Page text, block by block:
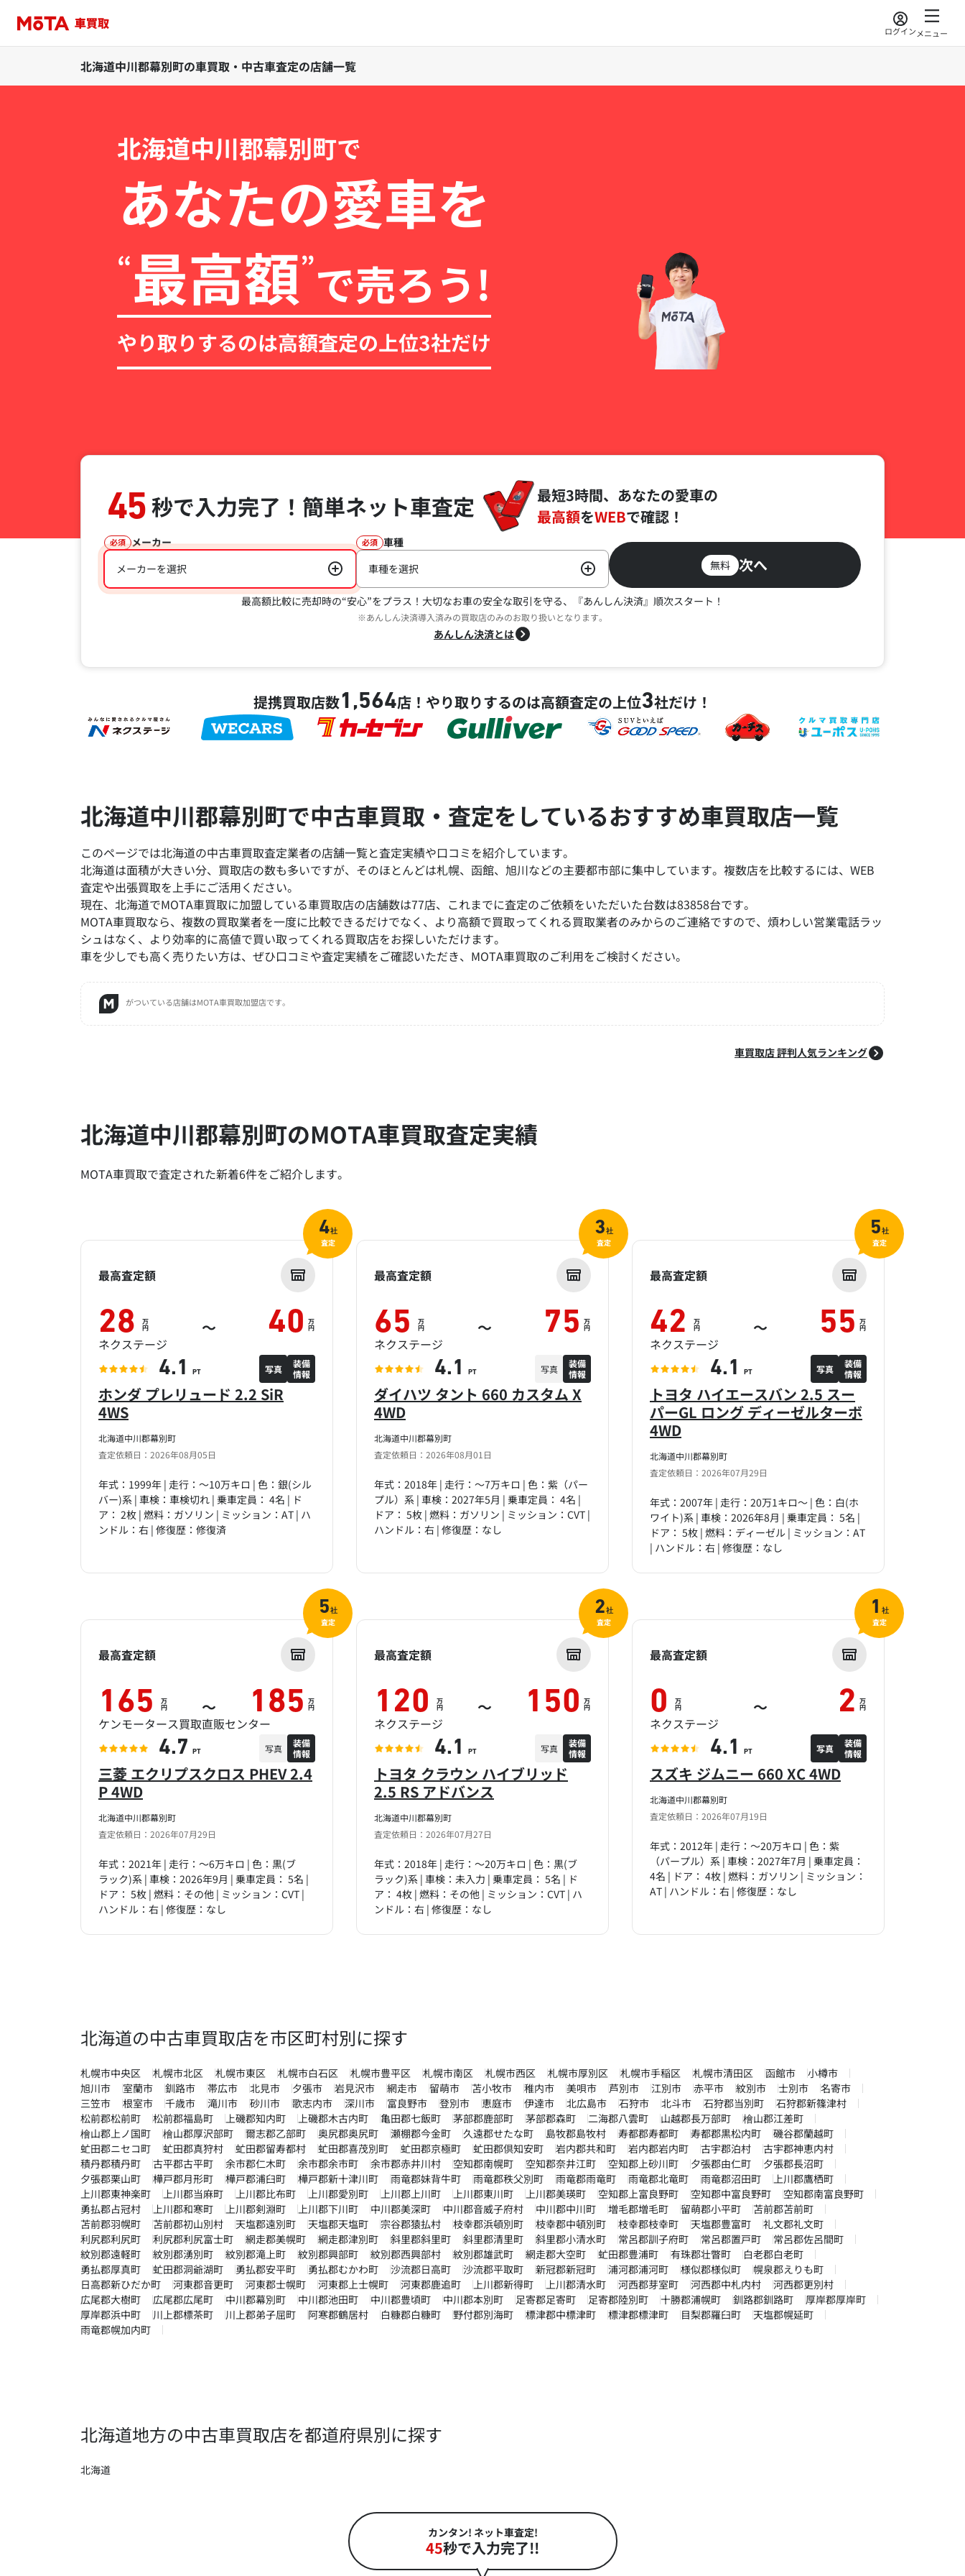
ログインメニュー
北海道中川郡幕別町の車買取・中古車査定の店舗一覧
北海道中川郡幕別町で
あなたの愛車を
“最高額”で売ろう!
やり取りするのは高額査定の上位3社だけ
45秒で入力完了！ 簡単ネット車査定
最短3時間、あなたの愛車の
最高額をWEBで確認！
必須 メーカー
メーカーを選択
必須 車種
車種を選択
無料 次へ
最高額比較に売却時の“安心”をプラス！ 大切なお車の安全な取引を守る、『あんしん決済』順次スタート！
※あんしん決済導入済みの買取店のみのお取り扱いとなります。
あんしん決済とは
提携買取店数1,564店！ やり取りするのは高額査定の上位3社だけ！
北海道中川郡幕別町で中古車買取・査定をしているおすすめ車買取店一覧
このページでは北海道の中古車買取査定業者の店舗一覧と査定実績や口コミを紹介しています。
北海道は面積が大きい分、買取店の数も多いですが、そのほとんどは札幌、函館、旭川などの主要都市部に集中しています。複数店を比較するには、WEB
査定や出張買取を上手にご活用ください。
現在、北海道でMOTA車買取に加盟している車買取店の店舗数は77店、これまでに査定のご依頼をいただいた台数は83858台です。
MOTA車買取なら、複数の買取業者を一度に比較できるだけでなく、より高額で買取ってくれる買取業者のみからのご連絡ですので、煩わしい営業電話ラッ
シュはなく、より効率的に高値で買い取ってくれる買取店をお探しいただけます。
車を少しでも高く売りたい方は、ぜひ口コミや査定実績をご確認いただき、MOTA車買取のご利用をご検討ください。
がついている店舗はMOTA車買取加盟店です。
車買取店 評判人気ランキング
北海道中川郡幕別町のMOTA車買取査定実績
MOTA車買取で査定された新着6件をご紹介します。
北海道中川郡幕別町
査定依頼日：2026年08月05日
ホンダ プレリュード 2.2 SiR
4WS
年式：1999年 | 走行：～10万キロ | 色：銀(シル
バー)系 | 車検：車検切れ | 乗車定員： 4名 | ド
ア： 2枚 | 燃料：ガソリン | ミッション：AT | ハ
ンドル：右 | 修復歴：修復済
最高査定額
28 万
円 ～ 40 万
円
ネクステージ
4.1 PT 写真
装備
情報
4社
査定
北海道中川郡幕別町
査定依頼日：2026年08月01日
ダイハツ タント 660 カスタム X
4WD
年式：2018年 | 走行：～7万キロ | 色：紫（パー
プル）系 | 車検：2027年5月 | 乗車定員： 4名 |
ドア： 5枚 | 燃料：ガソリン | ミッション：CVT |
ハンドル：右 | 修復歴：なし
最高査定額
65 万
円 ～ 75 万
円
ネクステージ
4.1 PT 写真
装備
情報
3社
査定
北海道中川郡幕別町
査定依頼日：2026年07月29日
トヨタ ハイエースバン 2.5 スー
パーGL ロング ディーゼルターボ
4WD
年式：2007年 | 走行：20万1キロ～ | 色：白(ホ
ワイト)系 | 車検：2026年8月 | 乗車定員： 5名 |
ドア： 5枚 | 燃料：ディーゼル | ミッション：AT
| ハンドル：右 | 修復歴：なし
最高査定額
42 万
円 ～ 55 万
円
ネクステージ
4.1 PT 写真
装備
情報
5社
査定
北海道中川郡幕別町
査定依頼日：2026年07月29日
三菱 エクリプスクロス PHEV 2.4
P 4WD
年式：2021年 | 走行：～6万キロ | 色：黒(ブ
ラック)系 | 車検：2026年9月 | 乗車定員： 5名 |
ドア： 5枚 | 燃料：その他 | ミッション：CVT |
ハンドル：右 | 修復歴：なし
最高査定額
165 万
円 ～ 185 万
円
ケンモータース買取直販センター
4.7 PT 写真
装備
情報
5社
査定
北海道中川郡幕別町
査定依頼日：2026年07月27日
トヨタ クラウン ハイブリッド
2.5 RS アドバンス
年式：2018年 | 走行：～20万キロ | 色：黒(ブ
ラック)系 | 車検：未入力 | 乗車定員： 5名 | ド
ア： 4枚 | 燃料：その他 | ミッション：CVT | ハ
ンドル：右 | 修復歴：なし
最高査定額
120 万
円 ～ 150 万
円
ネクステージ
4.1 PT 写真
装備
情報
2社
査定
北海道中川郡幕別町
査定依頼日：2026年07月19日
スズキ ジムニー 660 XC 4WD
年式：2012年 | 走行：～20万キロ | 色：紫
（パープル）系 | 車検：2027年7月 | 乗車定員：
4名 | ドア： 4枚 | 燃料：ガソリン | ミッション：
AT | ハンドル：右 | 修復歴：なし
最高査定額
0 万
円 ～ 2 万
円
ネクステージ
4.1 PT 写真
装備
情報
1 社
査定
北海道の中古車買取店を市区町村別に探す
札幌市中央区 札幌市北区 札幌市東区 札幌市白石区 札幌市豊平区 札幌市南区 札幌市西区 札幌市厚別区 札幌市手稲区 札幌市清田区 函館市
小樽市
旭川市
室蘭市 釧路市 帯広市 北見市 夕張市 岩見沢市 網走市 留萌市 苫小牧市 稚内市 美唄市 芦別市 江別市 赤平市 紋別市 士別市
名寄市
三笠市
根室市 千歳市 滝川市 砂川市 歌志内市 深川市 富良野市 登別市 恵庭市 伊達市 北広島市 石狩市 北斗市 石狩郡当別町
石狩郡新篠津村
松前郡松前町
松前郡福島町 上磯郡知内町 上磯郡木古内町 亀田郡七飯町 茅部郡鹿部町 茅部郡森町 二海郡八雲町 山越郡長万部町
檜山郡江差町
檜山郡上ノ国町
檜山郡厚沢部町 爾志郡乙部町 奥尻郡奥尻町 瀬棚郡今金町 久遠郡せたな町 島牧郡島牧村 寿都郡寿都町 寿都郡黒松内町
磯谷郡蘭越町
虻田郡ニセコ町
虻田郡真狩村 虻田郡留寿都村 虻田郡喜茂別町 虻田郡京極町 虻田郡倶知安町 岩内郡共和町 岩内郡岩内町 古宇郡泊村
古宇郡神恵内村
積丹郡積丹町
古平郡古平町 余市郡仁木町 余市郡余市町 余市郡赤井川村 空知郡南幌町 空知郡奈井江町 空知郡上砂川町 夕張郡由仁町
夕張郡長沼町
夕張郡栗山町
樺戸郡月形町 樺戸郡浦臼町 樺戸郡新十津川町 雨竜郡妹背牛町 雨竜郡秩父別町 雨竜郡雨竜町 雨竜郡北竜町 雨竜郡沼田町
上川郡鷹栖町
上川郡東神楽町
上川郡当麻町 上川郡比布町 上川郡愛別町 上川郡上川町 上川郡東川町 上川郡美瑛町 空知郡上富良野町 空知郡中富良野町
空知郡南富良野町
勇払郡占冠村
上川郡和寒町 上川郡剣淵町 上川郡下川町 中川郡美深町 中川郡音威子府村 中川郡中川町 増毛郡増毛町 留萌郡小平町
苫前郡苫前町
苫前郡羽幌町
苫前郡初山別村 天塩郡遠別町 天塩郡天塩町 宗谷郡猿払村 枝幸郡浜頓別町 枝幸郡中頓別町 枝幸郡枝幸町 天塩郡豊富町
礼文郡礼文町
利尻郡利尻町
利尻郡利尻富士町 網走郡美幌町 網走郡津別町 斜里郡斜里町 斜里郡清里町 斜里郡小清水町 常呂郡訓子府町 常呂郡置戸町
常呂郡佐呂間町
紋別郡遠軽町
紋別郡湧別町 紋別郡滝上町 紋別郡興部町 紋別郡西興部村 紋別郡雄武町 網走郡大空町 虻田郡豊浦町 有珠郡壮瞥町
白老郡白老町
勇払郡厚真町
虻田郡洞爺湖町 勇払郡安平町 勇払郡むかわ町 沙流郡日高町 沙流郡平取町 新冠郡新冠町 浦河郡浦河町 様似郡様似町
幌泉郡えりも町
日高郡新ひだか町
河東郡音更町 河東郡士幌町 河東郡上士幌町 河東郡鹿追町 上川郡新得町 上川郡清水町 河西郡芽室町 河西郡中札内村
河西郡更別村
広尾郡大樹町
広尾郡広尾町 中川郡幕別町 中川郡池田町 中川郡豊頃町 中川郡本別町 足寄郡足寄町 足寄郡陸別町 十勝郡浦幌町 釧路郡釧路町
厚岸郡厚岸町
厚岸郡浜中町
川上郡標茶町 川上郡弟子屈町 阿寒郡鶴居村 白糠郡白糠町 野付郡別海町 標津郡中標津町 標津郡標津町 目梨郡羅臼町
天塩郡幌延町
雨竜郡幌加内町
北海道地方の中古車買取店を都道府県別に探す
北海道
カンタン! ネット車査定!
45秒で入力完了!!